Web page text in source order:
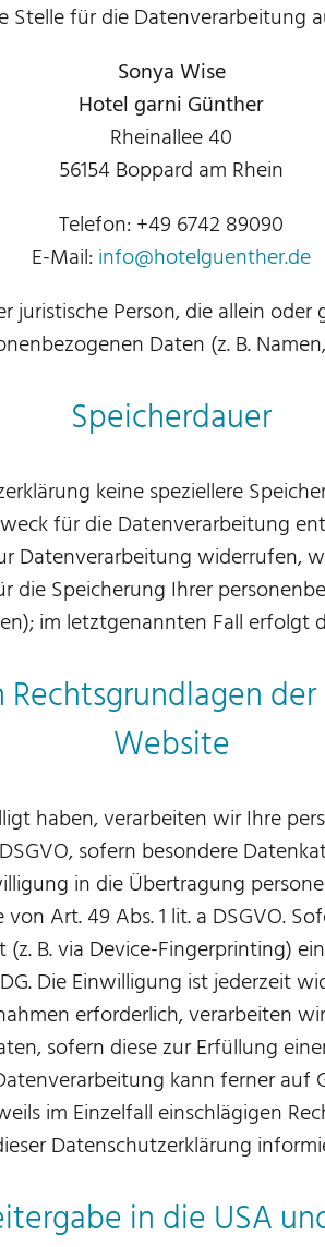
Stelle für die Datenverarbeitung
Sonya Wise
Hotel garni Günther
Rheinallee 40
56154 Boppard am Rhein
Telefon: +49 6742 89090
E-Mail:info@hotelguenther.de
Person, die allein
Daten (z. B.
Speicherdauer
keine speziellere
für die Datenverarbeitung
Datenverarbeitung widerrufen,
die Speicherung Ihrer
im letztgenannten Fall erfolgt
Website
haben, verarbeiten wir Ihre
sofern besondere
in die Übertragung
Art. 49 Abs. 1 lit. a DSGVO.
B. via Device-Fingerprinting)
Die Einwilligung ist jederzeit
erforderlich, verarbeiten
sofern diese zur Erfüllung
kann ferner
im Einzelfall einschlägigen
Datenschutzerklärung
in die USA